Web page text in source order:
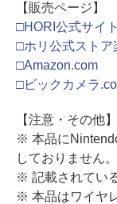
【販売ページ】
□HORI公式サイト
□ホリ公式ストア
□Amazon.com
□ビックカメラ
【注意・その他】
※ 本品に
しておりません。
※ 記載されてい
※ 本品はワイヤ